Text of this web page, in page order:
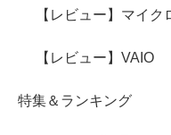
【レビュー】マイク
【レビュー】VAIO
特集＆ランキング